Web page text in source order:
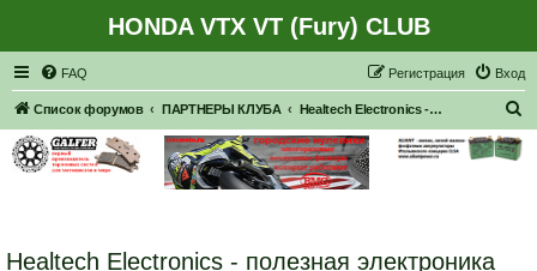
HONDA VTX VT (Fury) CLUB
FAQ Вход
Регистрация
Список форумов ПАРТНЕРЫ КЛУБА Healtech Electronics - полезная электроника для мотоциклов
Healtech Electronics - полезная электроника